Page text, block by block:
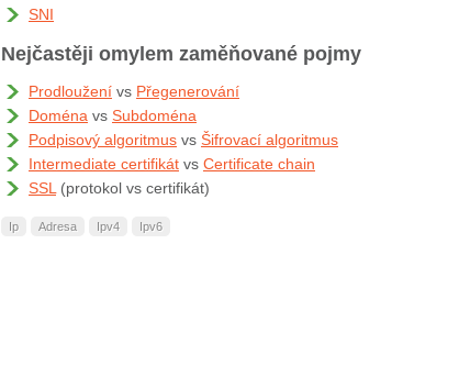
SNI
Nejčastěji omylem zaměňované pojmy
Prodloužení vs Přegenerování
Doména vs Subdoména
Podpisový algoritmus vs Šifrovací algoritmus
Intermediate certifikát vs Certificate chain
SSL (protokol vs certifikát)
Ip Adresa Ipv4 Ipv6